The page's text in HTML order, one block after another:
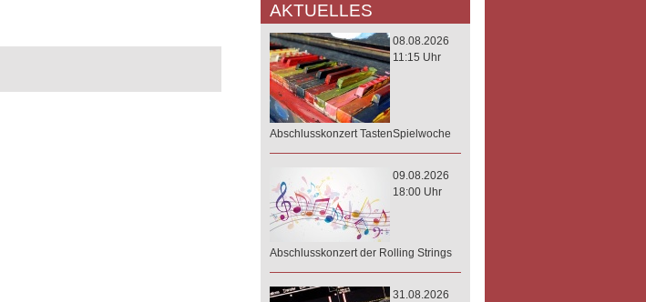
AKTUELLES
08.08.2026
11:15 Uhr
Abschlusskonzert TastenSpielwoche
09.08.2026
18:00 Uhr
Abschlusskonzert der Rolling Strings
31.08.2026